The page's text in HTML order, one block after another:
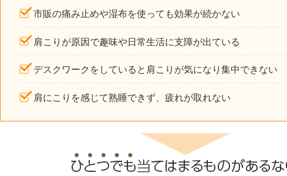
市販の痛み止めや湿布を使っても効果が続かない
肩こりが原因で趣味や日常生活に支障が出ている
デスクワークをしていると肩こりが気になり集中できない
肩にこりを感じて熟睡できず、疲れが取れない